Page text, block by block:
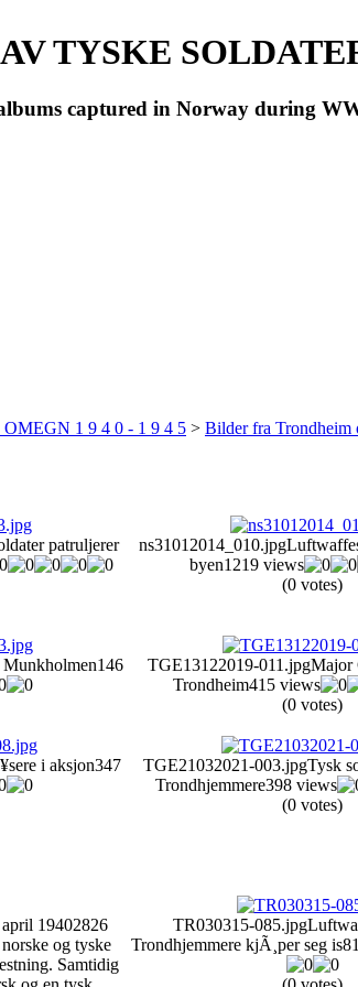
TYSKE
captured in Norway during
1 9 4 0 - 1 9 4 5 > Bilder fra Trondheim
patruljerer
ns31012014_010.jpg
byen1219 views
(0 votes)
146
TGE13122019-011.jpgMajor
Trondheim415 views
(0 votes)
i aksjon347
TGE21032021-003.jpgTysk
Trondhjemmere398 views
(0 votes)
19402826
og tyske
Samtidig
TR030315-085.jpg
Trondhjemmere kjÃ¸per seg is